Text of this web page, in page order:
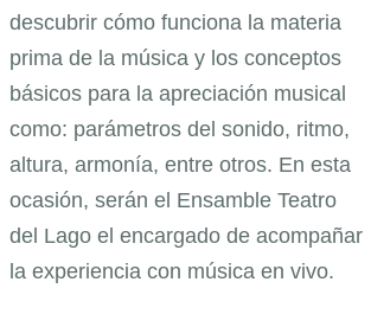
descubrir cómo funciona la materia
prima de la música y los conceptos
básicos para la apreciación musical
como: parámetros del sonido, ritmo,
altura, armonía, entre otros. En esta
ocasión, serán el Ensamble Teatro
del Lago el encargado de acompañar
la experiencia con música en vivo.